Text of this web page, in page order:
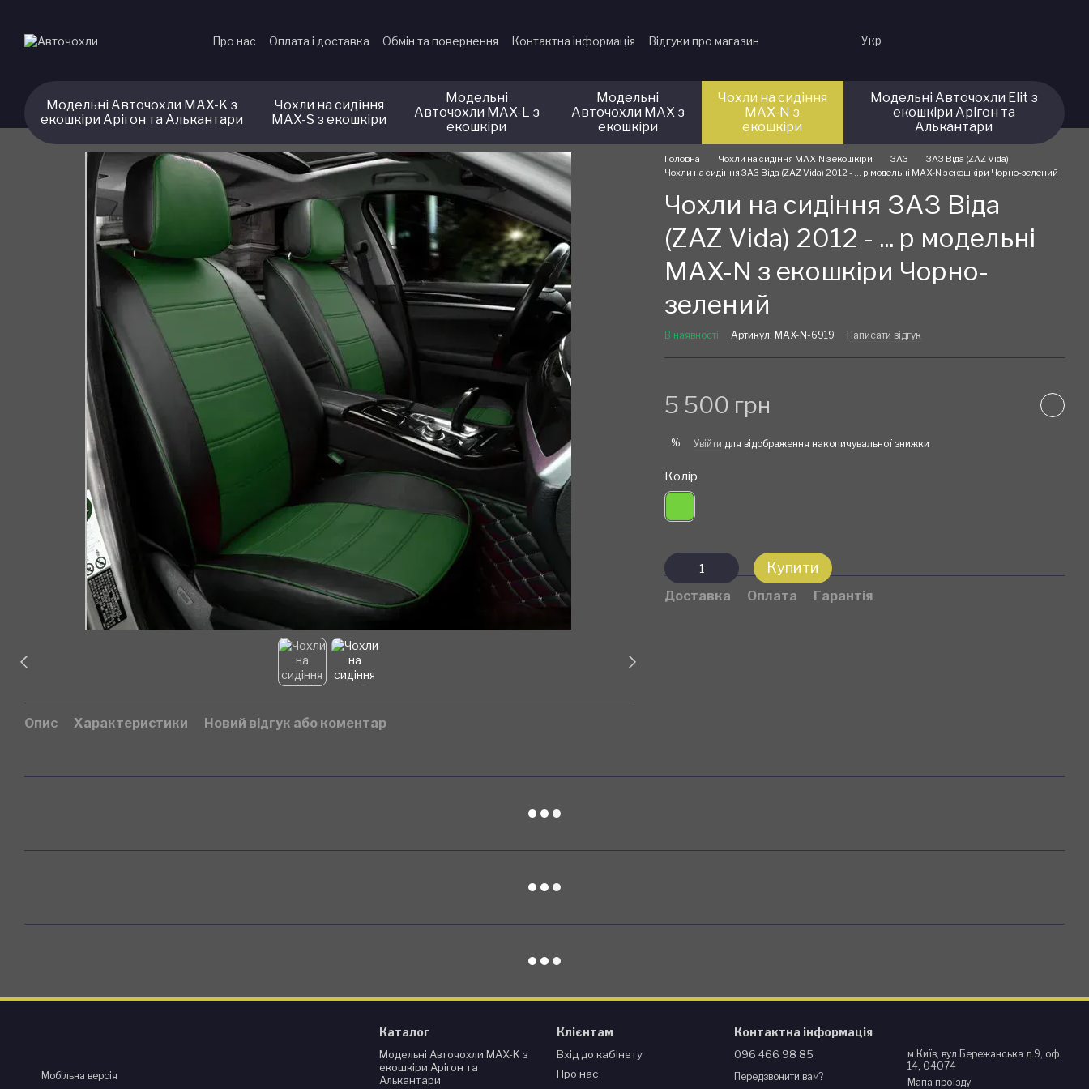
Про нас Оплата і доставка Обмін та повернення Контактна інформація Відгуки про магазин Укр
Модельні Авточохли MAX-K з
екошкіри Арігон та Алькантари
Чохли на сидіння
MAX-S з екошкіри
Модельні
Авточохли MAX-L з
екошкіри
Модельні
Авточохли MAX з
екошкіри
Чохли на сидіння
MAX-N з
екошкіри
Модельні Авточохли Elit з
екошкіри Арігон та
Алькантари
Опис Характеристики Новий відгук або коментар
Головна Чохли на сидіння MAX-N з екошкіри ЗАЗ
ЗАЗ Віда (ZAZ Vida)
Чохли на сидіння ЗАЗ Віда (ZAZ Vida) 2012 - ... р модельні MAX-N з екошкіри Чорно-зелений
Чохли на сидіння ЗАЗ Віда
(ZAZ Vida) 2012 - ... р модельні
MAX-N з екошкіри Чорно-
зелений
В наявності Артикул: MAX-N-6919 Написати відгук
5 500 грн
% Увійти для відображення накопичувальної знижки
Колір
Купити
Доставка Оплата Гарантія
Мобільна версія
Каталог
Модельні Авточохли MAX-K з
екошкіри Арігон та
Алькантари
Клієнтам
Вхід до кабінету
Про нас
Контактна інформація
096 466 98 85
Передзвонити вам?
м.Київ, вул.Бережанська д.9, оф.
14, 04074
Мапа проїзду